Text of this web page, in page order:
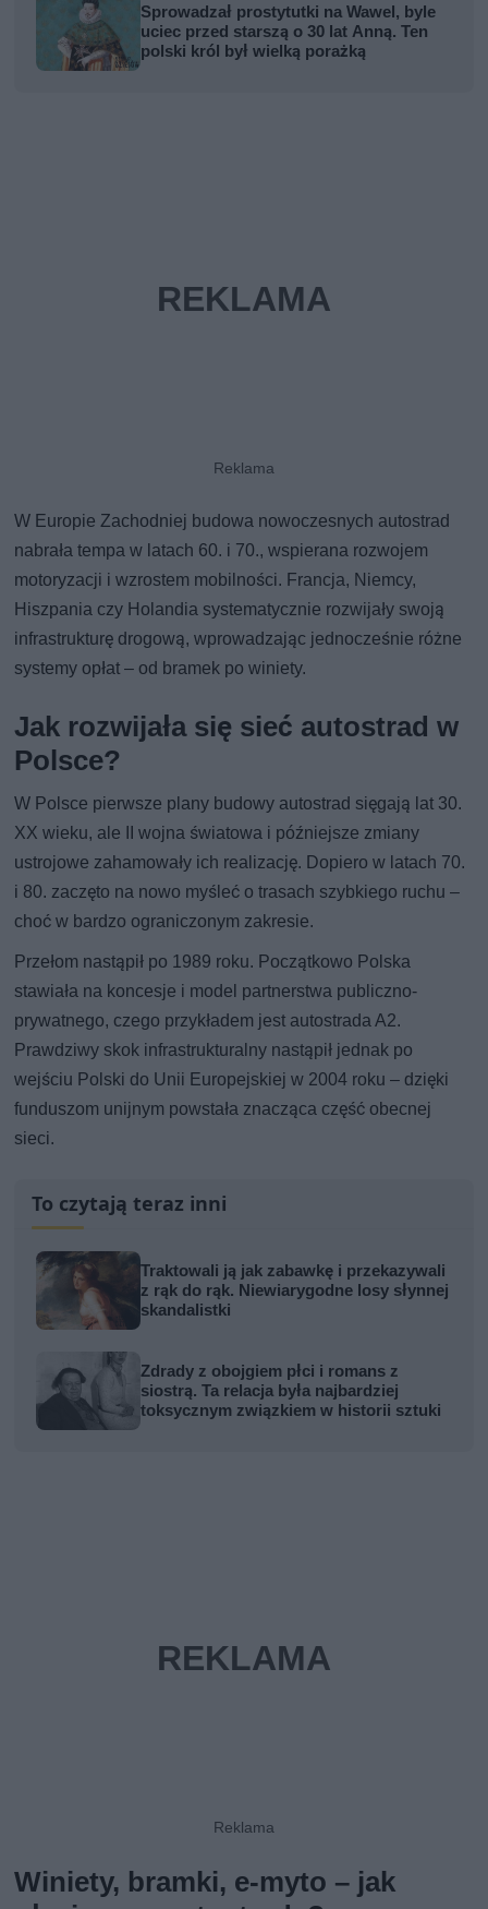
Sprowadzał prostytutki na Wawel, byle
uciec przed starszą o 30 lat Anną. Ten
polski król był wielką porażką
W Europie Zachodniej budowa nowoczesnych autostrad
nabrała tempa w latach 60. i 70., wspierana rozwojem
motoryzacji i wzrostem mobilności. Francja, Niemcy,
Hiszpania czy Holandia systematycznie rozwijały swoją
infrastrukturę drogową, wprowadzając jednocześnie różne
systemy opłat – od bramek po winiety.
Jak rozwijała się sieć autostrad w
Polsce?
W Polsce pierwsze plany budowy autostrad sięgają lat 30.
XX wieku, ale II wojna światowa i późniejsze zmiany
ustrojowe zahamowały ich realizację. Dopiero w latach 70.
i 80. zaczęto na nowo myśleć o trasach szybkiego ruchu –
choć w bardzo ograniczonym zakresie.
Przełom nastąpił po 1989 roku. Początkowo Polska
stawiała na koncesje i model partnerstwa publiczno-
prywatnego, czego przykładem jest autostrada A2.
Prawdziwy skok infrastrukturalny nastąpił jednak po
wejściu Polski do Unii Europejskiej w 2004 roku – dzięki
funduszom unijnym powstała znacząca część obecnej
sieci.
To czytają teraz inni
Traktowali ją jak zabawkę i przekazywali
z rąk do rąk. Niewiarygodne losy słynnej
skandalistki
Zdrady z obojgiem płci i romans z
siostrą. Ta relacja była najbardziej
toksycznym związkiem w historii sztuki
Winiety, bramki, e-myto – jak